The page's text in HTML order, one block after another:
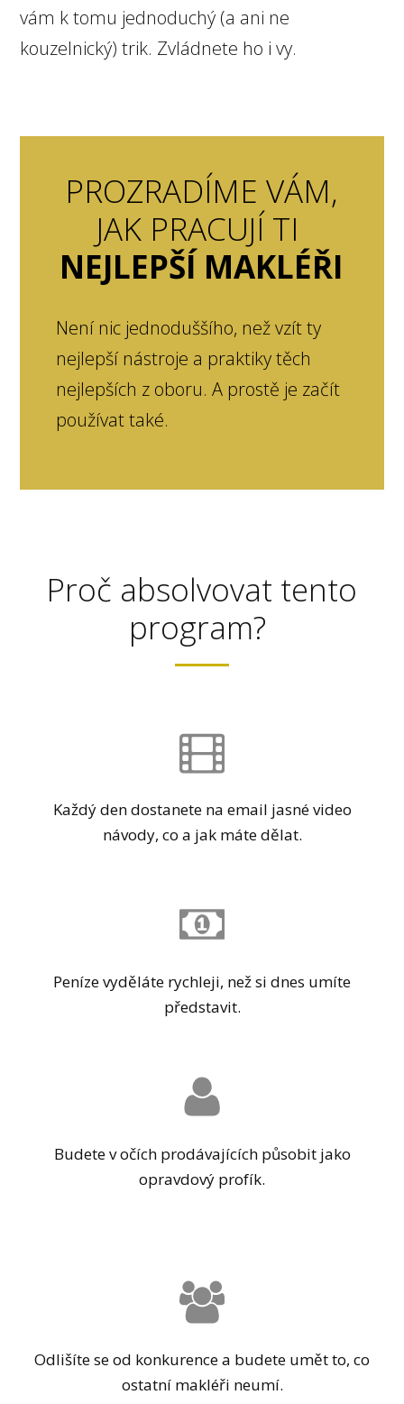
vám k tomu jednoduchý (a ani ne
kouzelnický) trik. Zvládnete ho i vy.
PROZRADÍME VÁM,
JAK PRACUJÍ TI
NEJLEPŠÍ MAKLÉŘI
Není nic jednoduššího, než vzít ty
nejlepší nástroje a praktiky těch
nejlepších z oboru. A prostě je začít
používat také.
Proč absolvovat tento
program?
Každý den dostanete na email jasné video
návody, co a jak máte dělat.
Peníze vyděláte rychleji, než si dnes umíte
představit.
Budete v očích prodávajících působit jako
opravdový profík.
Odlišíte se od konkurence a budete umět to, co
ostatní makléři neumí.